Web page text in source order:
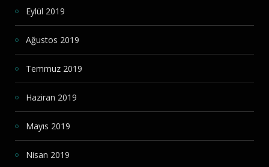
Eylül 2019
Ağustos 2019
Temmuz 2019
Haziran 2019
Mayıs 2019
Nisan 2019